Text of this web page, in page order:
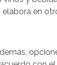
en